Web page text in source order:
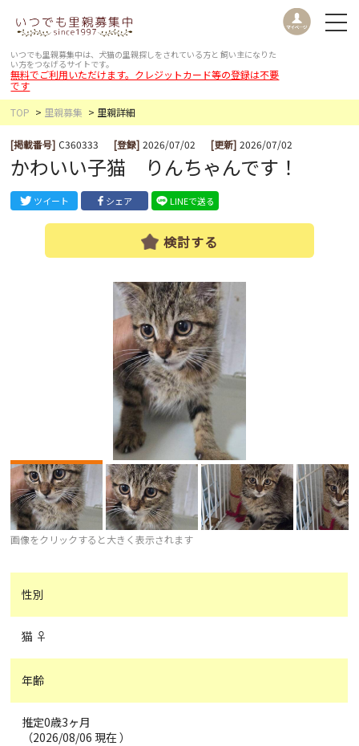
いつでも里親募集中は、犬猫の里親探しをされている方と 飼い主になりた
い方をつなげるサイトです。
無料でご利用いただけます。クレジットカード等の登録は不要
です
TOP
里親募集 里親詳細
[掲載番号] C360333 [登録] 2026/07/02 [更新] 2026/07/02
かわいい子猫 りんちゃんです！
ツイート シェア LINEで送る
検討する
画像をクリックすると大きく表示されます
性別
猫 ♀
年齢
推定0歳3ヶ月
（2026/08/06 現在 ）